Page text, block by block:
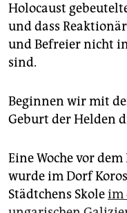
Holocaust
und dass
und Befreier nicht
sind.
Beginnen wir mit
Geburt der Helden
Eine Woche vor
wurde im Dorf
Städtchens Skoleim